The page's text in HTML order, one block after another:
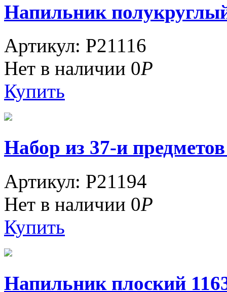
Напильник
Артикул: P21116
Нет в наличии 0Р
Купить
Набор из 37-и
Артикул: P21194
Нет в наличии 0Р
Купить
Напильник плоский